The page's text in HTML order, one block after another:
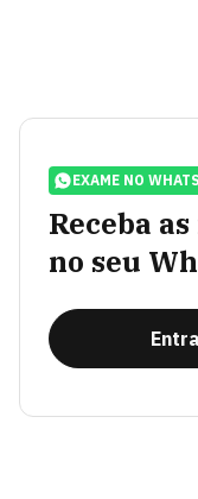
EXAME NO
Receba
no seu